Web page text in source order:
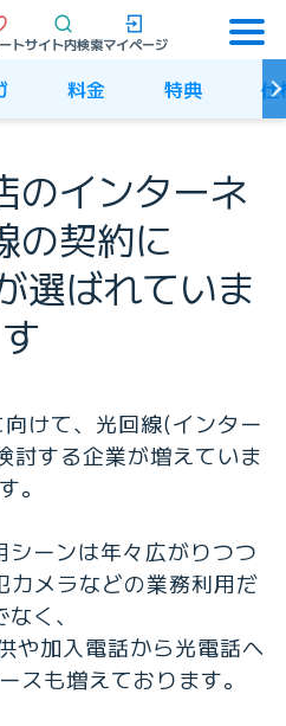
トサイト内検索マイページ
料金 特典 仕
のインターネ
の契約に
選ばれていま
す
けて、光回線(インター
討する企業が増えていま
す。
ーンは年々広がりつつ
カメラなどの業務利用だ
く、
や加入電話から光電話へ
スも増えております。